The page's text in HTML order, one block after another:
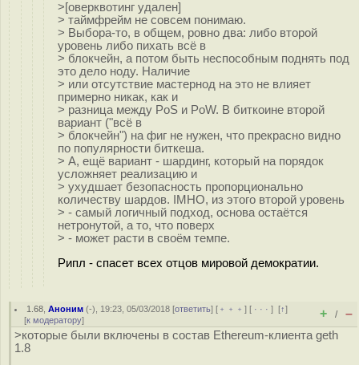
>[оверквотинг удален]
> таймфрейм не совсем понимаю.
> Выбора-то, в общем, ровно два: либо второй
уровень либо пихать всё в
> блокчейн, а потом быть неспособным поднять под
это дело ноду. Наличие
> или отсутствие мастернод на это не влияет
примерно никак, как и
> разница между PoS и PoW. В биткоине второй
вариант ("всё в
> блокчейн") на фиг не нужен, что прекрасно видно
по популярности биткеша.
> А, ещё вариант - шардинг, который на порядок
усложняет реализацию и
> ухудшает безопасность пропорционально
количеству шардов. IMHO, из этого второй уровень
> - самый логичный подход, основа остаётся
нетронутой, а то, что поверх
> - может расти в своём темпе.
Рипл - спасет всех отцов мировой демократии.
1.68 ,Аноним (-), 19:23, 05/03/2018 [ответить] [ ﹢﹢﹢] [ · · ·][↑]
[к модератору] + / –
>которые были включены в состав Ethereum-клиента geth
1.8